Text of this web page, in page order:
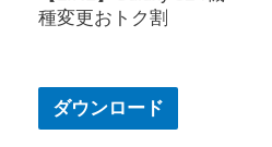
種変更おトク割
ダウンロード